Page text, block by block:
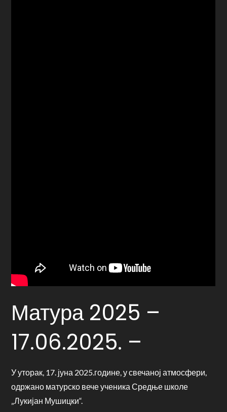
Матура 2025 –
17.06.2025. –
У уторак, 17. јуна 2025.године, у свечаној атмосфери,
одржано матурско вече ученика Средње школе
„Лукијан Мушицки“.